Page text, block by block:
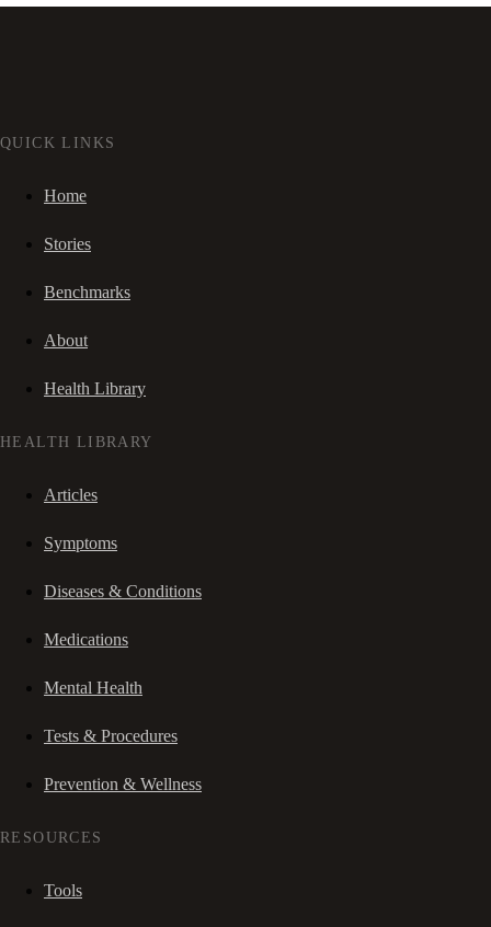
QUICK LINKS
Home
Stories
Benchmarks
About
Health Library
HEALTH LIBRARY
Articles
Symptoms
Diseases & Conditions
Medications
Mental Health
Tests & Procedures
Prevention & Wellness
RESOURCES
Tools